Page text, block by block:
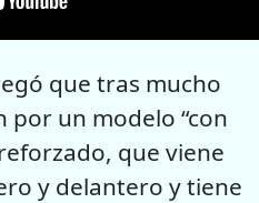
que tras mucho
por un modelo “con
que viene
y delantero y tiene